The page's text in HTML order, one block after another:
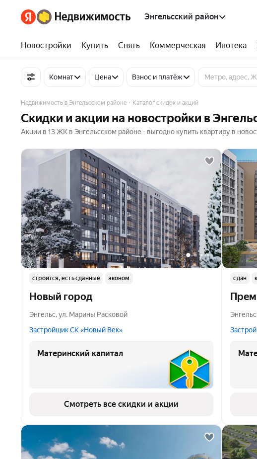
Энгельсский район
Новостройки Купить Снять Коммерческая Ипотека
Комнат Цена Взнос и платёж
Недвижимость в Энгельсском районе Каталог скидок и акций
Скидки и акции на новостройки в
Акции в 13 ЖК в Энгельсском районе - выгодно купить квартиру в
строится, есть сданные эконом
Новый город
Энгельс,ул. Марины Расковой
Застройщик СК «Новый Век»
Материнский капитал
Смотреть все скидки и акции
сдан
Энгельс